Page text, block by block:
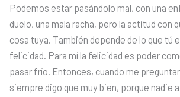
Podemos estar pasándolo mal, con una
duelo, una mala racha, pero la actitud con
cosa tuya. También depende de lo que tú
felicidad. Para mí la felicidad es poder
pasar frío. Entonces, cuando me
siempre digo que muy bien, porque nadie